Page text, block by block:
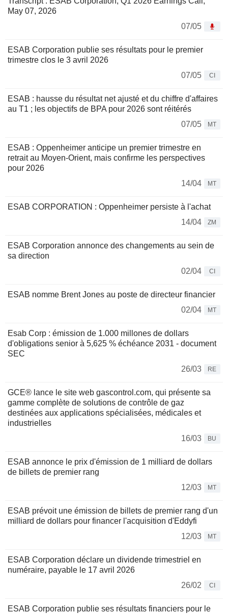
May 07, 2026
07/05
ESAB Corporation publie ses résultats pour le premier
trimestre clos le 3 avril 2026
07/05
CI
ESAB : hausse du résultat net ajusté et du chiffre d'affaires
au T1 ; les objectifs de BPA pour 2026 sont réitérés
07/05
MT
ESAB : Oppenheimer anticipe un premier trimestre en
retrait au Moyen-Orient, mais confirme les perspectives
pour 2026
14/04
MT
ESAB CORPORATION : Oppenheimer persiste à l'achat
14/04
ZM
ESAB Corporation annonce des changements au sein de
sa direction
02/04
CI
ESAB nomme Brent Jones au poste de directeur financier
02/04
MT
Esab Corp : émission de 1.000 millones de dollars
d'obligations senior à 5,625 % échéance 2031 - document
SEC
26/03
RE
GCE® lance le site web gascontrol.com, qui présente sa
gamme complète de solutions de contrôle de gaz
destinées aux applications spécialisées, médicales et
industrielles
16/03
BU
ESAB annonce le prix d'émission de 1 milliard de dollars
de billets de premier rang
12/03
MT
ESAB prévoit une émission de billets de premier rang d'un
milliard de dollars pour financer l'acquisition d'Eddyfi
12/03
MT
ESAB Corporation déclare un dividende trimestriel en
numéraire, payable le 17 avril 2026
26/02
CI
ESAB Corporation publie ses résultats financiers pour le